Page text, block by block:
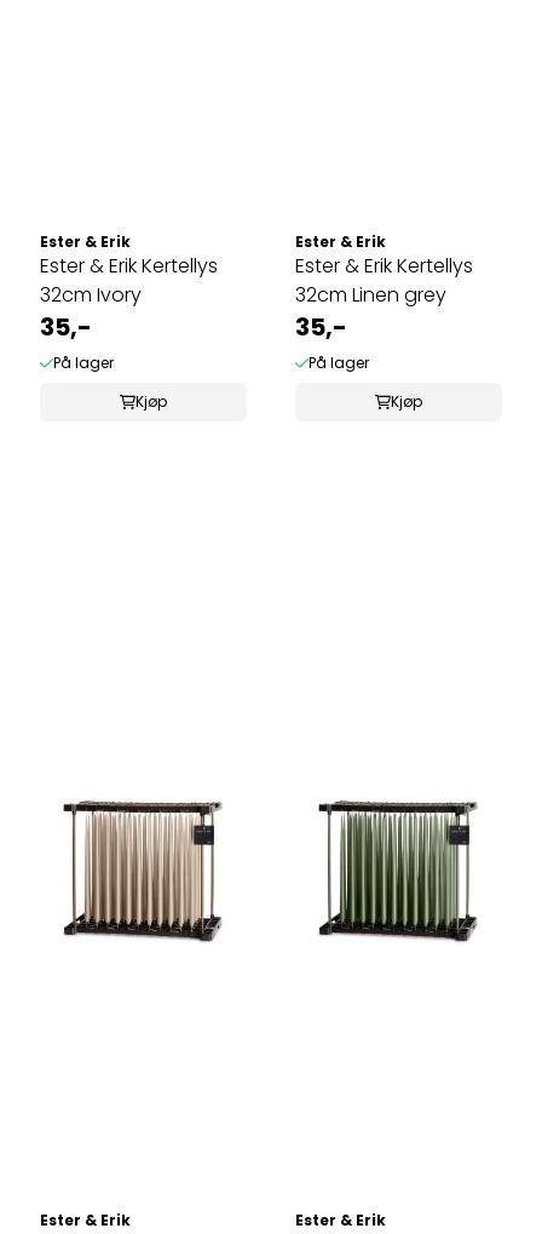
Ester & Erik
Ester & Erik Kertellys
32cm Ivory
35,-
På lager
Kjøp
Ester & Erik
Ester & Erik Kertellys
32cm Linen grey
35,-
På lager
Kjøp
Ester & Erik Ester & Erik